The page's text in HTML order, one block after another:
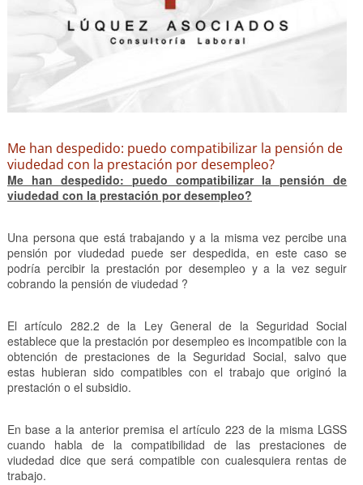
Me han despedido: puedo compatibilizar la pensión de
viudedad con la prestación por desempleo?
Me han despedido: puedo compatibilizar la pensión de
viudedad con la prestación por desempleo?
Una persona que está trabajando y a la misma vez percibe una
pensión por viudedad puede ser despedida, en este caso se
podría percibir la prestación por desempleo y a la vez seguir
cobrando la pensión de viudedad ?
El artículo 282.2 de la Ley General de la Seguridad Social
establece que la prestación por desempleo es incompatible con la
obtención de prestaciones de la Seguridad Social, salvo que
estas hubieran sido compatibles con el trabajo que originó la
prestación o el subsidio.
En base a la anterior premisa el artículo 223 de la misma LGSS
cuando habla de la compatibilidad de las prestaciones de
viudedad dice que será compatible con cualesquiera rentas de
trabajo.